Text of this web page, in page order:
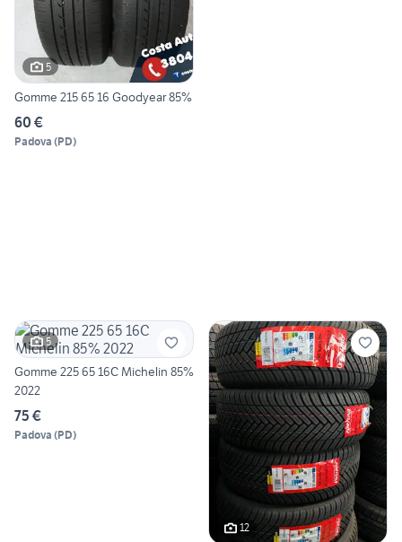
5
Gomme 215 65 16 Goodyear 85%
60 €
Padova (PD)
5
Gomme 225 65 16C Michelin 85%
2022
75 €
Padova (PD)
12